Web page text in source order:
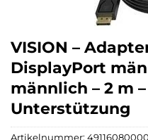
VISION –
DisplayPort
männlich – 2 m
Unterstützung
Artikelnummer: